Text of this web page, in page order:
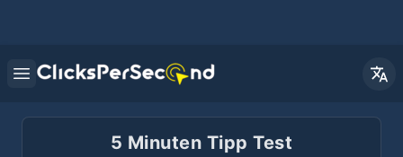
Open main menu
5 Minuten Tipp Test